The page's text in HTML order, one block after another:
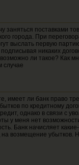
заняться поставками
города. При
выслать первую
никаких
ли такое? Как
случае
имеет ли банк право
по кредитному
однако в связи с
у меня нет
Банк начисляет
на возмещение убытков.